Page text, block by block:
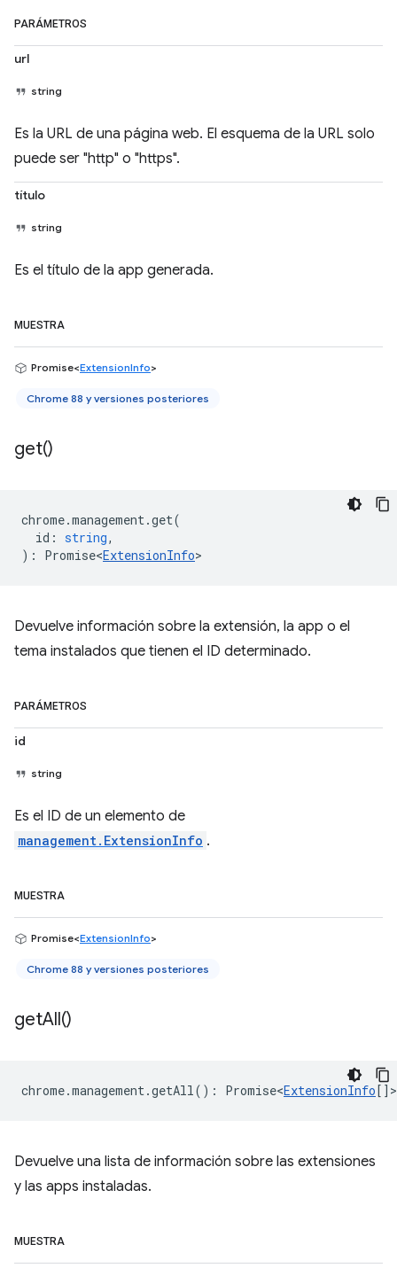
PARÁMETROS
url
string
Es la URL de una página web. El esquema de la URL solo
puede ser "http" o "https".
título
string
Es el título de la app generada.
MUESTRA
Promise<ExtensionInfo>
Chrome 88 y versiones posteriores
get()
chrome.management.get(
id : string,
) : Promise<ExtensionInfo>
Devuelve información sobre la extensión, la app o el
tema instalados que tienen el ID determinado.
PARÁMETROS
id
string
Es el ID de un elemento de
management.ExtensionInfo .
MUESTRA
Promise<ExtensionInfo>
Chrome 88 y versiones posteriores
getAll()
chrome.management.getAll() : Promise<ExtensionInfo[] >
Devuelve una lista de información sobre las extensiones
y las apps instaladas.
MUESTRA